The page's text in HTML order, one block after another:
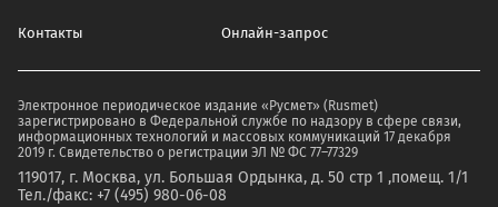
Контакты Онлайн-запрос
Электронное периодическое издание «Русмет» (Rusmet)
зарегистрировано в Федеральной службе по надзору в сфере связи,
информационных технологий и массовых коммуникаций 17 декабря
2019 г. Свидетельство о регистрации ЭЛ № ФС 77–77329
119017, г. Москва, ул. Большая Ордынка, д. 50 стр 1 ,помещ. 1/1
Тел./факс: +7 (495) 980-06-08